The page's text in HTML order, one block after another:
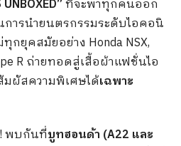
UNBOXED”ที่จะพาทุกคนออก
ารนำยนตรกรรมระดับไอคอนิ
กยุคสมัยอย่าง Honda NSX,
R ถ่ายทอดสู่เสื้อผ้าแฟชั่นไอ
ผัสความพิเศษได้เฉพาะ
พบกันที่บูทฮอนด้า (A22 และ